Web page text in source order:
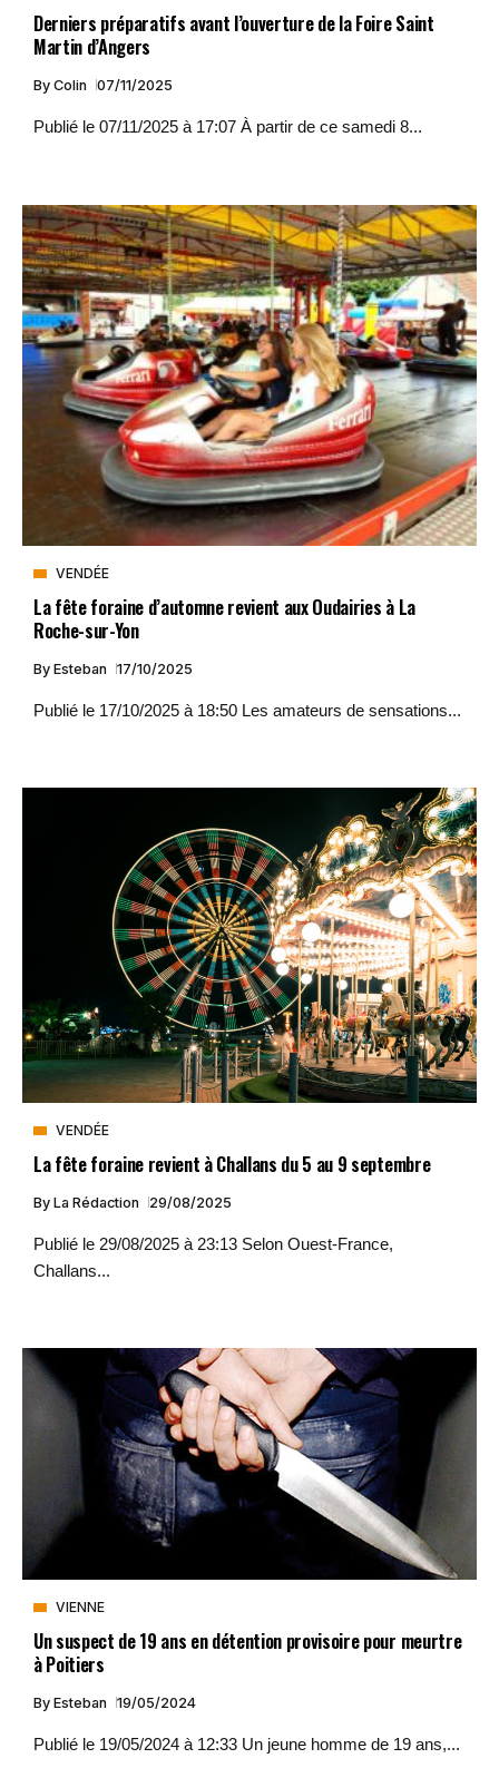
Derniers préparatifs avant l’ouverture de la Foire Saint
Martin d’Angers
By Colin 07/11/2025
Publié le 07/11/2025 à 17:07 À partir de ce samedi 8...
VENDÉE
La fête foraine d’automne revient aux Oudairies à La
Roche-sur-Yon
By Esteban 17/10/2025
Publié le 17/10/2025 à 18:50 Les amateurs de sensations...
VENDÉE
La fête foraine revient à Challans du 5 au 9 septembre
By La Rédaction 29/08/2025
Publié le 29/08/2025 à 23:13 Selon Ouest-France,
Challans...
VIENNE
Un suspect de 19 ans en détention provisoire pour meurtre
à Poitiers
By Esteban 19/05/2024
Publié le 19/05/2024 à 12:33 Un jeune homme de 19 ans,...